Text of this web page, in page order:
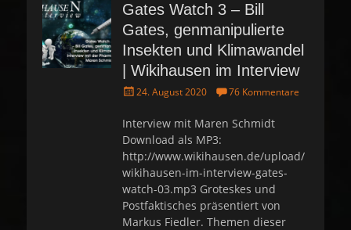
Gates Watch 3 – Bill
Gates, genmanipulierte
Insekten und Klimawandel
| Wikihausen im Interview
P
s
t
e
d
o
n
24. August 2020 76 Kommentare
Interview mit Maren Schmidt
Download als MP3:
http://www.wikihausen.de/upload/
wikihausen-im-interview-gates-
watch-03.mp3 Groteskes und
Postfaktisches präsentiert von
Markus Fiedler. Themen dieser